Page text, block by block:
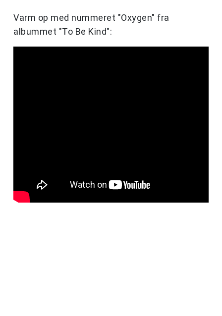
Varm op med nummeret "Oxygen" fra
albummet "To Be Kind":